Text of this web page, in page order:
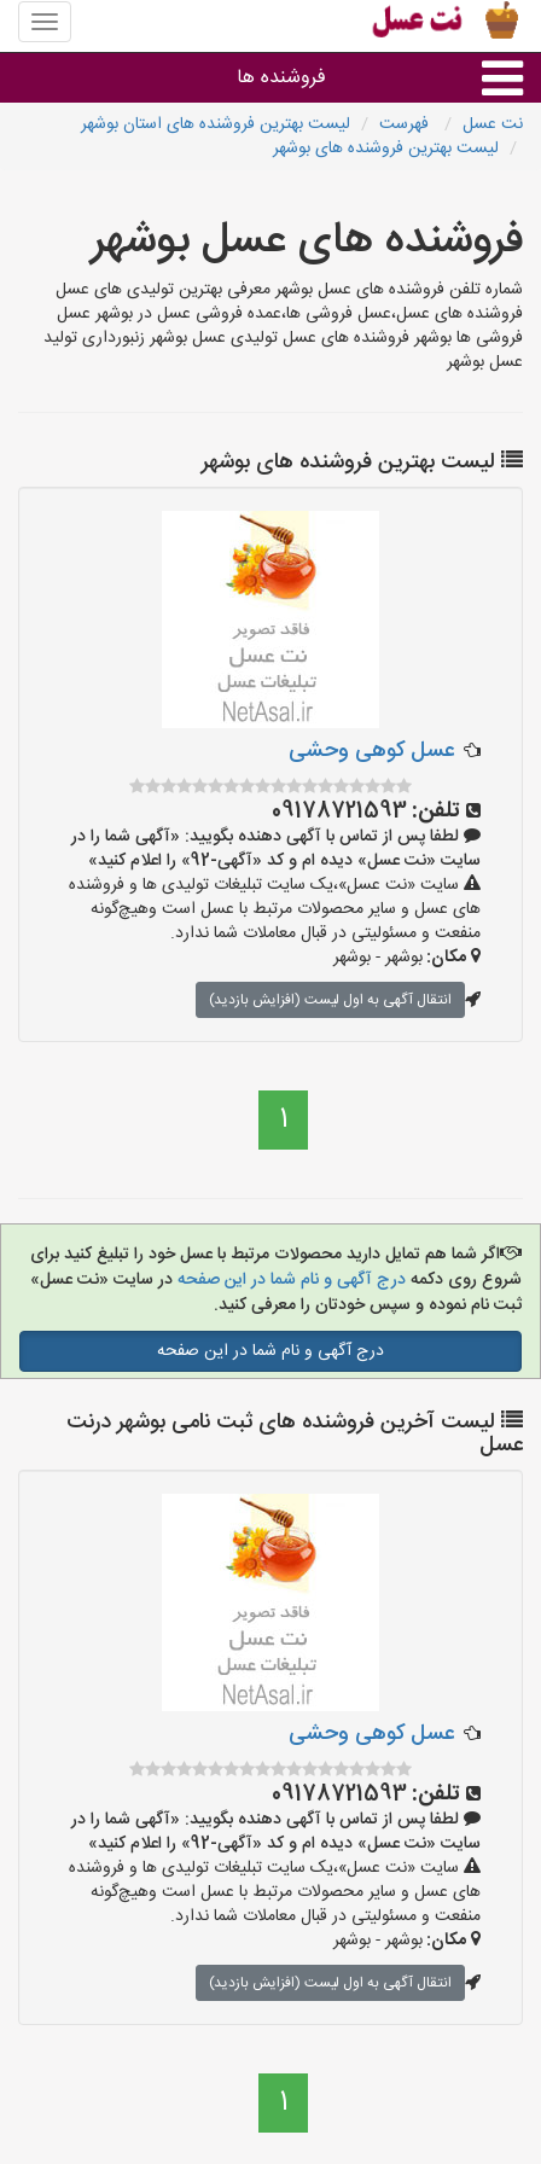
منوی
سایت
عسل
فروشنده ها
گروه ها
نت عسل فهرست
لیست بهترین فروشنده های استان بوشهر
لیست بهترین فروشنده های بوشهر
فروشنده های عسل بوشهر
شماره تلفن فروشنده های عسل بوشهر معرفی بهترین تولیدی های عسل
فروشنده های عسل،عسل فروشی ها،عمده فروشی عسل در بوشهر عسل
فروشی ها بوشهر فروشنده های عسل تولیدی عسل بوشهر زنبورداری تولید
عسل بوشهر
لیست بهترین فروشنده های بوشهر
عسل کوهی وحشی
تلفن:09178721593
لطفا پس از تماس با آگهی دهنده بگویید: «آگهی شما را در
سایت «نت عسل» دیده ام و کد «آگهی-92» را اعلام کنید»
سایت «نت عسل»،یک سایت تبلیغات تولیدی ها و فروشنده
های عسل و سایر محصولات مرتبط با عسل است وهیچ‌گونه
منفعت و مسئولیتی در قبال معاملات شما ندارد.
مکان:بوشهر - بوشهر
انتقال آگهی به اول لیست (افزایش بازدید)
1
اگر شما هم تمایل دارید محصولات مرتبط با عسل خود را تبلیغ کنید برای
شروع روی دکمهدرج آگهی و نام شما در این صفحهدر سایت «نت عسل»
ثبت نام نموده و سپس خودتان را معرفی کنید.
درج آگهی و نام شما در این صفحه
لیست آخرین فروشنده های ثبت نامی بوشهر درنت
عسل
عسل کوهی وحشی
تلفن:09178721593
لطفا پس از تماس با آگهی دهنده بگویید: «آگهی شما را در
سایت «نت عسل» دیده ام و کد «آگهی-92» را اعلام کنید»
سایت «نت عسل»،یک سایت تبلیغات تولیدی ها و فروشنده
های عسل و سایر محصولات مرتبط با عسل است وهیچ‌گونه
منفعت و مسئولیتی در قبال معاملات شما ندارد.
مکان:بوشهر - بوشهر
انتقال آگهی به اول لیست (افزایش بازدید)
1